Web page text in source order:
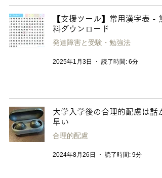
【支援ツール】常用漢字表 - 無
料ダウンロード
発達障害と受験・勉強法
2025年1月3日 読了時間: 6分
大学入学後の合理的配慮は話が
早い
合理的配慮
2024年8月26日 読了時間: 9分